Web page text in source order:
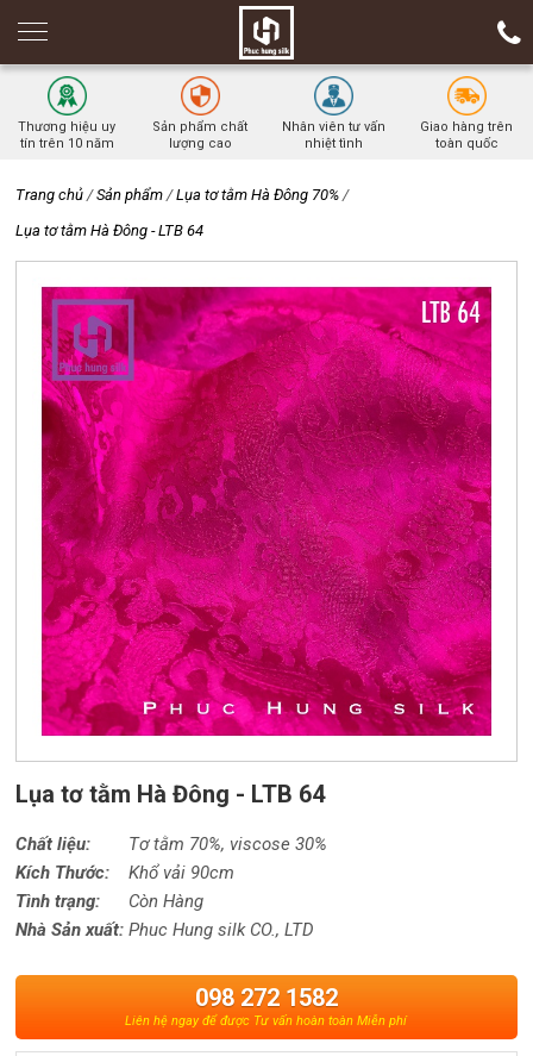
Thương hiệu uy
tín trên 10 năm
Sản phẩm chất
lượng cao
Nhân viên tư vấn
nhiệt tình
Giao hàng trên
toàn quốc
Trang chủ / Sản phẩm / Lụa tơ tằm Hà Đông 70% /
Lụa tơ tằm Hà Đông - LTB 64
Lụa tơ tằm Hà Đông - LTB 64
Chất liệu: Tơ tằm 70%, viscose30%
Kích Thước: Khổ vải 90cm
Tình trạng: Còn Hàng
Nhà Sản xuất: Phuc Hung silk CO., LTD
098 272 1582
Liên hệ ngay để được Tư vấn hoàn toàn Miễn phí